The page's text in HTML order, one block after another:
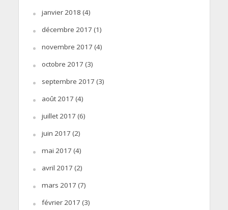
janvier 2018 (4)
décembre 2017 (1)
novembre 2017 (4)
octobre 2017 (3)
septembre 2017 (3)
août 2017 (4)
juillet 2017 (6)
juin 2017 (2)
mai 2017 (4)
avril 2017 (2)
mars 2017 (7)
février 2017 (3)